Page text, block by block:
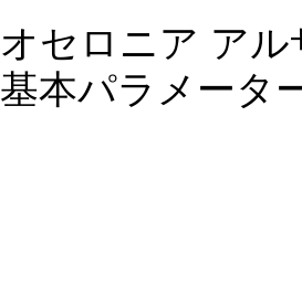
オセロニア アル
基本パラメータ